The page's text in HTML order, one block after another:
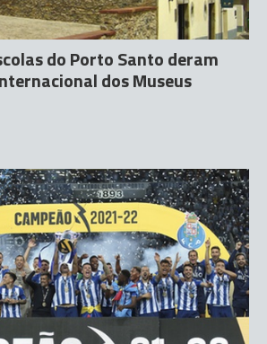
do Porto Santo deram
dos Museus